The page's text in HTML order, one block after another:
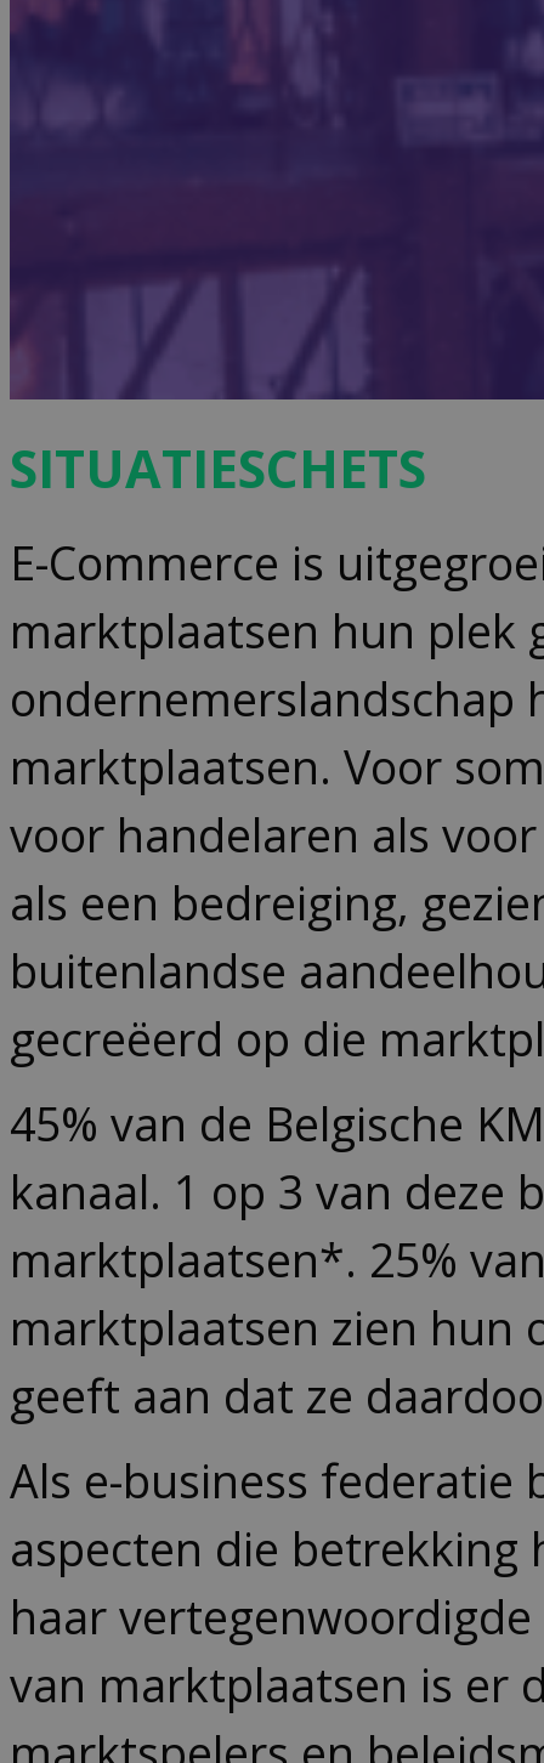
SITUATIESCHETS
E-Commerce is
marktplaatsen hun plek
marktplaatsen. Voor
voor handelaren als
als een bedreiging,
buitenlandse
gecreëerd op die
45% van de Belgische
kanaal. 1 op 3 van deze
marktplaatsen*. 25%
marktplaatsen zien hun
geeft aan dat ze
Als e-business federatie
aspecten die
haar
van marktplaatsen is er